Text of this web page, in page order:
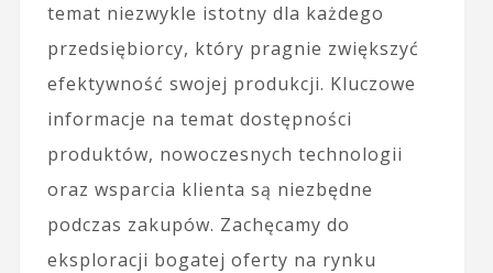
temat niezwykle istotny dla każdego
przedsiębiorcy, który pragnie zwiększyć
efektywność swojej produkcji. Kluczowe
informacje na temat dostępności
produktów, nowoczesnych technologii
oraz wsparcia klienta są niezbędne
podczas zakupów. Zachęcamy do
eksploracji bogatej oferty na rynku